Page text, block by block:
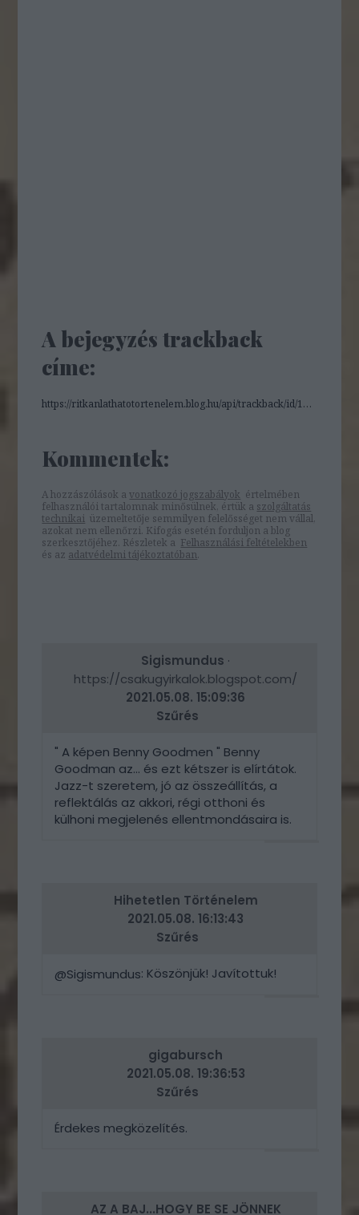
A bejegyzés trackback
címe:
https://ritkanlathatotortenelem.blog.hu/api/trackback/id/16525790
Kommentek:
A hozzászólások avonatkozó jogszabályok értelmében
felhasználói tartalomnak minősülnek, értük a szolgáltatás
technikai üzemeltetője semmilyen felelősséget nem vállal,
azokat nem ellenőrzi. Kifogás esetén forduljon a blog
szerkesztőjéhez. Részletek a Felhasználási feltételekben
és az adatvédelmi tájékoztatóban.
Sigismundus ·
https://csakugyirkalok.blogspot.com/
2021.05.08. 15:09:36
Szűrés
" A képen Benny Goodmen " Benny
Goodman az... és ezt kétszer is elírtátok.
Jazz-t szeretem, jó az összeállítás, a
reflektálás az akkori, régi otthoni és
külhoni megjelenés ellentmondásaira is.
Hihetetlen Történelem
2021.05.08. 16:13:43
Szűrés
@Sigismundus: Köszönjük! Javítottuk!
gigabursch
2021.05.08. 19:36:53
Szűrés
Érdekes megközelítés.
AZ A BAJ...HOGY BE SE JÖNNEK